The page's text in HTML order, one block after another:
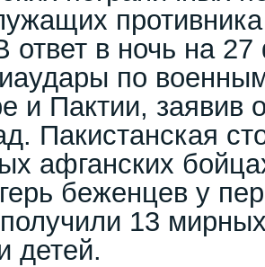
ответ в ночь на
по
и Пактии, заявив
Пакистанская
афганских
беженцев у
13
детей.